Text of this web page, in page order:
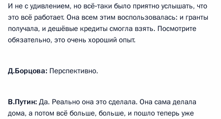
И не с удивлением, но всё‑таки было приятно услышать, что
это всё работает. Она всем этим воспользовалась: и гранты
получала, и дешёвые кредиты смогла взять. Посмотрите
обязательно, это очень хороший опыт.
Д.Борцова: Перспективно.
В.Путин: Да. Реально она это сделала. Она сама делала
дома, а потом всё больше, больше, и пошло теперь уже